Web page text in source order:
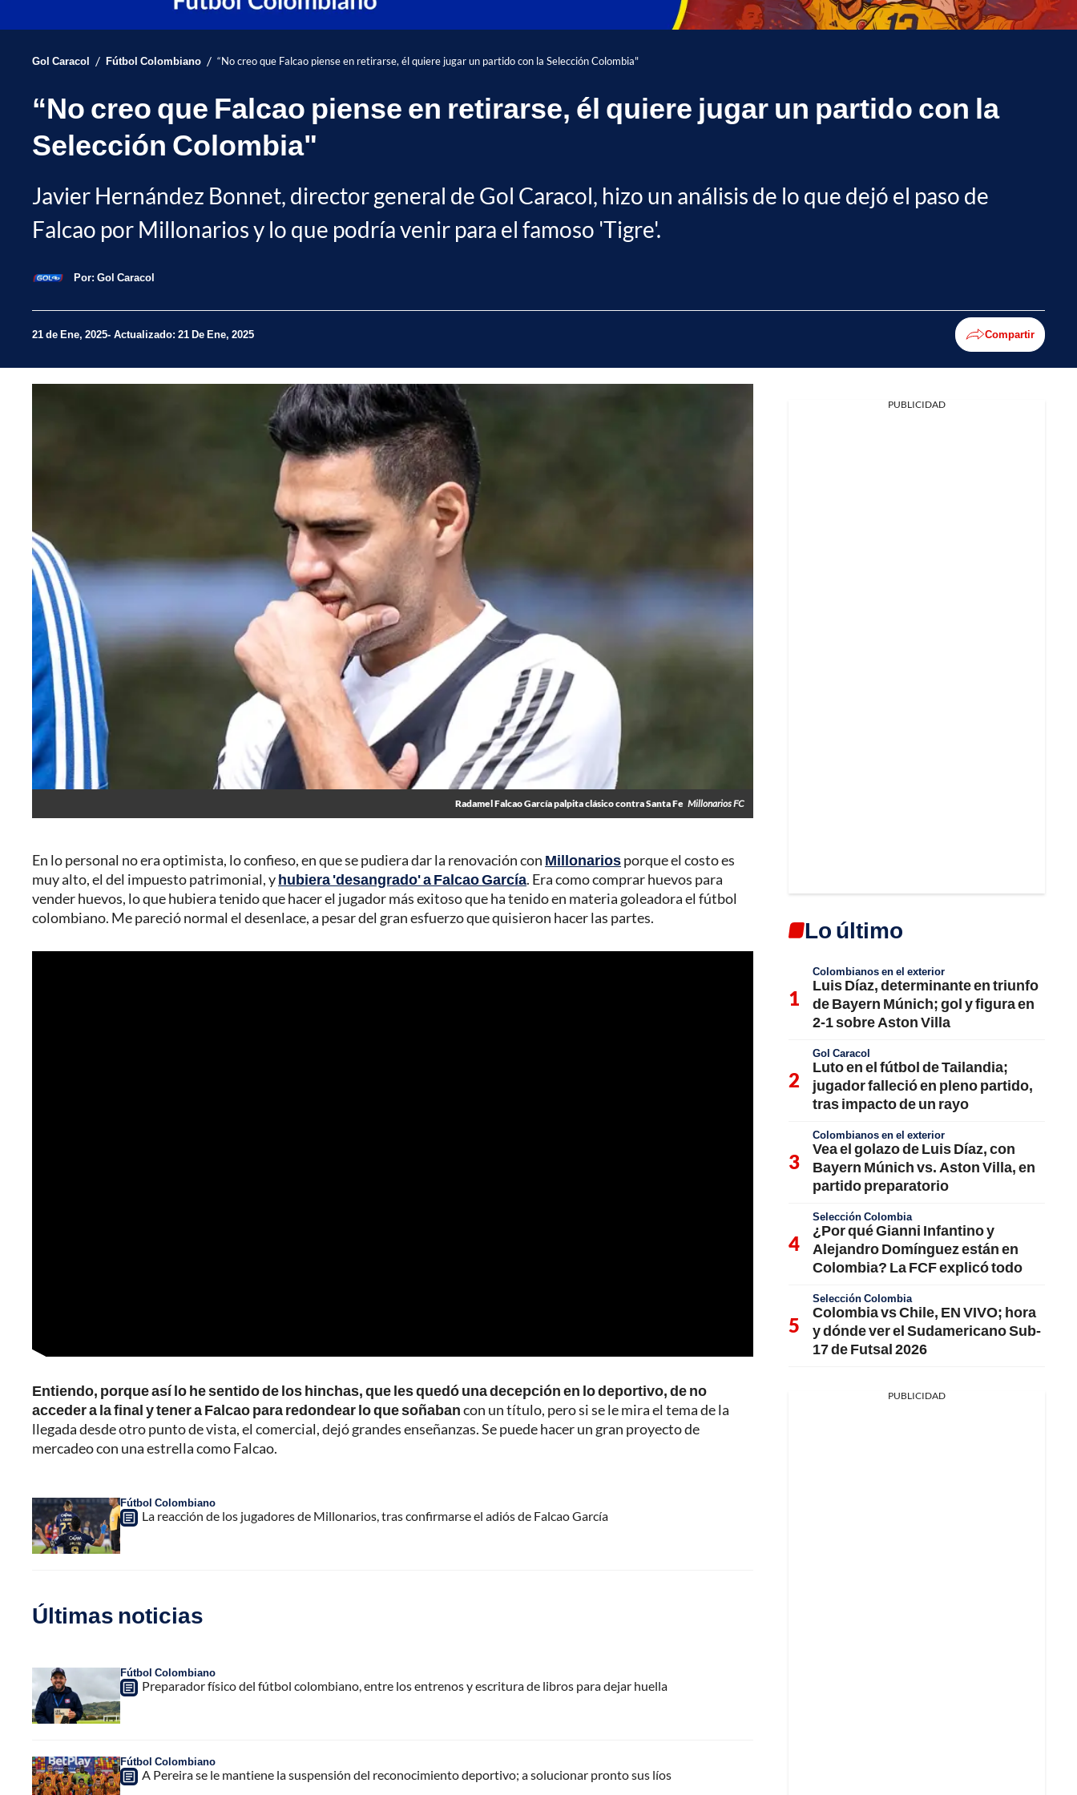
Gol Caracol / Fútbol Colombiano / “No creo que Falcao piense en retirarse, él quiere jugar un partido con la Selección Colombia"
“No creo que Falcao piense en retirarse, él quiere jugar un partido con la
Selección Colombia"
Javier Hernández Bonnet, director general de Gol Caracol, hizo un análisis de lo que dejó el paso de
Falcao por Millonarios y lo que podría venir para el famoso 'Tigre'.
Por: Gol Caracol
21 de Ene, 2025 Actualizado: 21 De Ene, 2025 Compartir
Radamel Falcao García palpita clásico contra Santa Fe Millonarios FC
En lo personal no era optimista, lo confieso, en que se pudiera dar la renovación con Millonariosporque el costo es
muy alto, el del impuesto patrimonial, yhubiera 'desangrado' a Falcao García. Era como comprar huevos para
vender huevos, lo que hubiera tenido que hacer el jugador más exitoso que ha tenido en materia goleadora el fútbol
colombiano. Me pareció normal el desenlace, a pesar del gran esfuerzo que quisieron hacer las partes.
Entiendo, porque así lo he sentido de los hinchas, que les quedó una decepción en lo deportivo, de no
acceder a la final y tener a Falcao para redondear lo que soñabancon un título, pero si se le mira el tema de la
llegada desde otro punto de vista, el comercial, dejó grandes enseñanzas. Se puede hacer un gran proyecto de
mercadeo con una estrella como Falcao.
Fútbol Colombiano
La reacción de los jugadores de Millonarios, tras confirmarse el adiós de Falcao García
Últimas noticias
Fútbol Colombiano
Preparador físico del fútbol colombiano, entre los entrenos y escritura de libros para dejar huella
Fútbol Colombiano
A Pereira se le mantiene la suspensión del reconocimiento deportivo; a solucionar pronto sus líos
PUBLICIDAD
Lo último
Colombianos en el exterior
Luis Díaz, determinante en triunfo
de Bayern Múnich; gol y figura en
2-1 sobre Aston Villa
Gol Caracol
Luto en el fútbol de Tailandia;
jugador falleció en pleno partido,
tras impacto de un rayo
Colombianos en el exterior
Vea el golazo de Luis Díaz, con
Bayern Múnich vs. Aston Villa, en
partido preparatorio
Selección Colombia
¿Por qué Gianni Infantino y
Alejandro Domínguez están en
Colombia? La FCF explicó todo
Selección Colombia
Colombia vs Chile, EN VIVO; hora
y dónde ver el Sudamericano Sub-
17 de Futsal 2026
PUBLICIDAD